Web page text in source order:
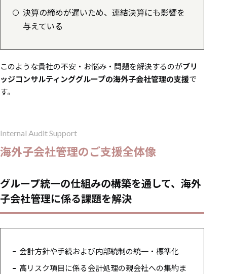
決算の締めが遅いため、連結決算にも影響を
与えている
このような貴社の不安・お悩み・問題を解決するのがブリ
ッジコンサルティンググループの海外子会社管理の支援で
す。
Internal Audit Support
海外子会社管理のご支援全体像
グループ統一の仕組みの構築を通して、海外
子会社管理に係る課題を解決
会計方針や手続および内部統制の統一・標準化
高リスク項目に係る会計処理の親会社への集約ま